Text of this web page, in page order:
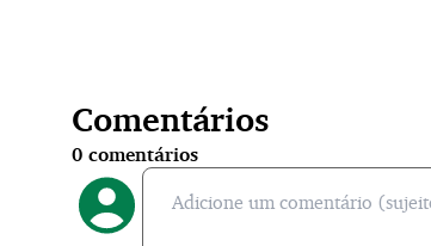
Comentários
0 comentários